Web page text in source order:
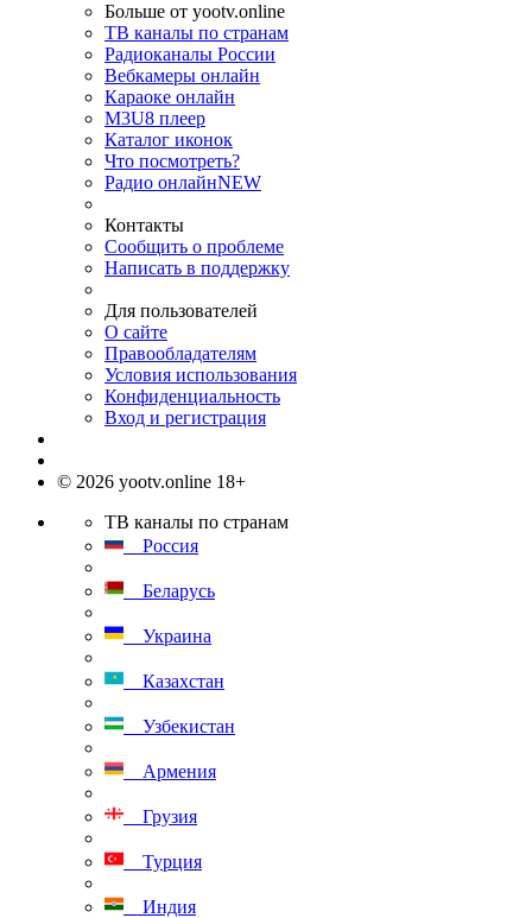
Больше от yootv.online
ТВ каналы по странам
Радиоканалы России
Вебкамеры онлайн
Караоке онлайн
M3U8 плеер
Каталог иконок
Что посмотреть?
Радио онлайнNEW
Контакты
Сообщить о проблеме
Написать в поддержку
Для пользователей
О сайте
Правообладателям
Условия использования
Конфиденциальность
Вход и регистрация
© 2026 yootv.online 18+
ТВ каналы по странам
Россия
Беларусь
Украина
Казахстан
Узбекистан
Армения
Грузия
Турция
Индия